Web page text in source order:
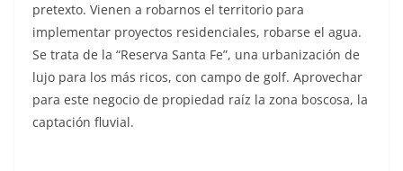
pretexto. Vienen a robarnos el territorio para
implementar proyectos residenciales, robarse el agua.
Se trata de la “Reserva Santa Fe”, una urbanización de
lujo para los más ricos, con campo de golf. Aprovechar
para este negocio de propiedad raíz la zona boscosa, la
captación fluvial.